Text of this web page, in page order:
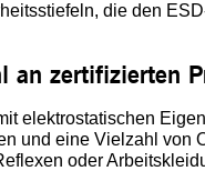
die den
an zertifizierten
elektrostatischen
und eine Vielzahl von
oder